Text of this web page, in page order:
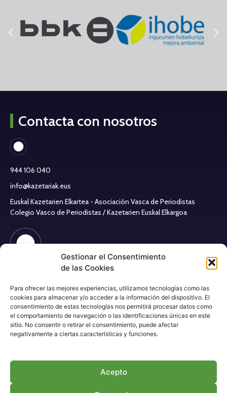
Gestionar el Consentimiento
de las Cookies
Para ofrecer las mejores experiencias, utilizamos tecnologías como las
cookies para almacenar y/o acceder a la información del dispositivo. El
consentimiento de estas tecnologías nos permitirá procesar datos como
el comportamiento de navegación o las identificaciones únicas en este
sitio. No consentir o retirar el consentimiento, puede afectar
negativamente a ciertas características y funciones.
Acepto
Contacta con nosotros
944 106 040
info@kazetariak.eus
Euskal Kazetarien Elkartea - Asociación Vasca de Periodistas
Colegio Vasco de Periodistas / Kazetarien Euskal Elkargoa
Política de cookies
Política de privacidad
RRSS Asociación